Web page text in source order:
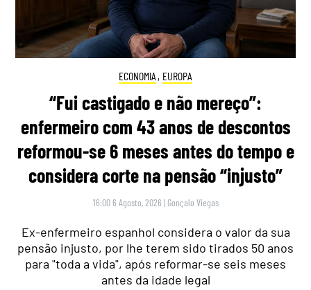
ECONOMIA , EUROPA
“Fui castigado e não mereço”:
enfermeiro com 43 anos de descontos
reformou-se 6 meses antes do tempo e
considera corte na pensão “injusto”
16:00 6 Agosto, 2026 | Gonçalo Viegas
Ex-enfermeiro espanhol considera o valor da sua
pensão injusto, por lhe terem sido tirados 50 anos
para "toda a vida", após reformar-se seis meses
antes da idade legal